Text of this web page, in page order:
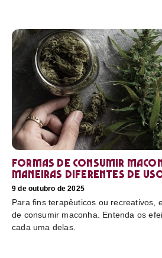
Formas de consumir
maneiras diferentes de
9 de outubro de 2025
Para fins terapêuticos ou recreativos,
de consumir maconha. Entenda os
cada uma delas.